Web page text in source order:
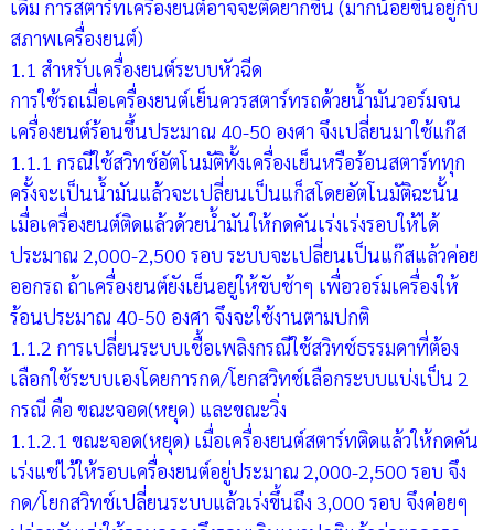
เดิม การสตาร์ทเครื่องยนต์อาจจะติดยากขึ้น (มากน้อยขึ้นอยู่กับ
สภาพเครื่องยนต์)
1.1 สำหรับเครื่องยนต์ระบบหัวฉีด
การใช้รถเมื่อเครื่องยนต์เย็นควรสตาร์ทรถด้วยน้ำมันวอร์มจน
เครื่องยนต์ร้อนขึ้นประมาณ 40-50 องศา จึงเปลี่ยนมาใช้แก๊ส
1.1.1 กรณีใช้สวิทช์อัตโนมัติทั้งเครื่องเย็นหรือร้อนสตาร์ททุก
ครั้งจะเป็นน้ำมันแล้วจะเปลี่ยนเป็นแก็สโดยอัตโนมัติฉะนั้น
เมื่อเครื่องยนต์ติดแล้วด้วยน้ำมันให้กดคันเร่งเร่งรอบให้ได้
ประมาณ 2,000-2,500 รอบ ระบบจะเปลี่ยนเป็นแก๊สแล้วค่อย
ออกรถ ถ้าเครื่องยนต์ยังเย็นอยู่ให้ขับช้าๆ เพื่อวอร์มเครื่องให้
ร้อนประมาณ 40-50 องศา จึงจะใช้งานตามปกติ
1.1.2 การเปลี่ยนระบบเชื้อเพลิงกรณีใช้สวิทช์ธรรมดาที่ต้อง
เลือกใช้ระบบเองโดยการกด/โยกสวิทช์เลือกระบบแบ่งเป็น 2
กรณี คือ ขณะจอด(หยุด) และขณะวิ่ง
1.1.2.1 ขณะจอด(หยุด) เมื่อเครื่องยนต์สตาร์ทติดแล้วให้กดคัน
เร่งแช่ไว้ให้รอบเครื่องยนต์อยู่ประมาณ 2,000-2,500 รอบ จึง
กด/โยกสวิทช์เปลี่ยนระบบแล้วเร่งขึ้นถึง 3,000 รอบ จึงค่อยๆ